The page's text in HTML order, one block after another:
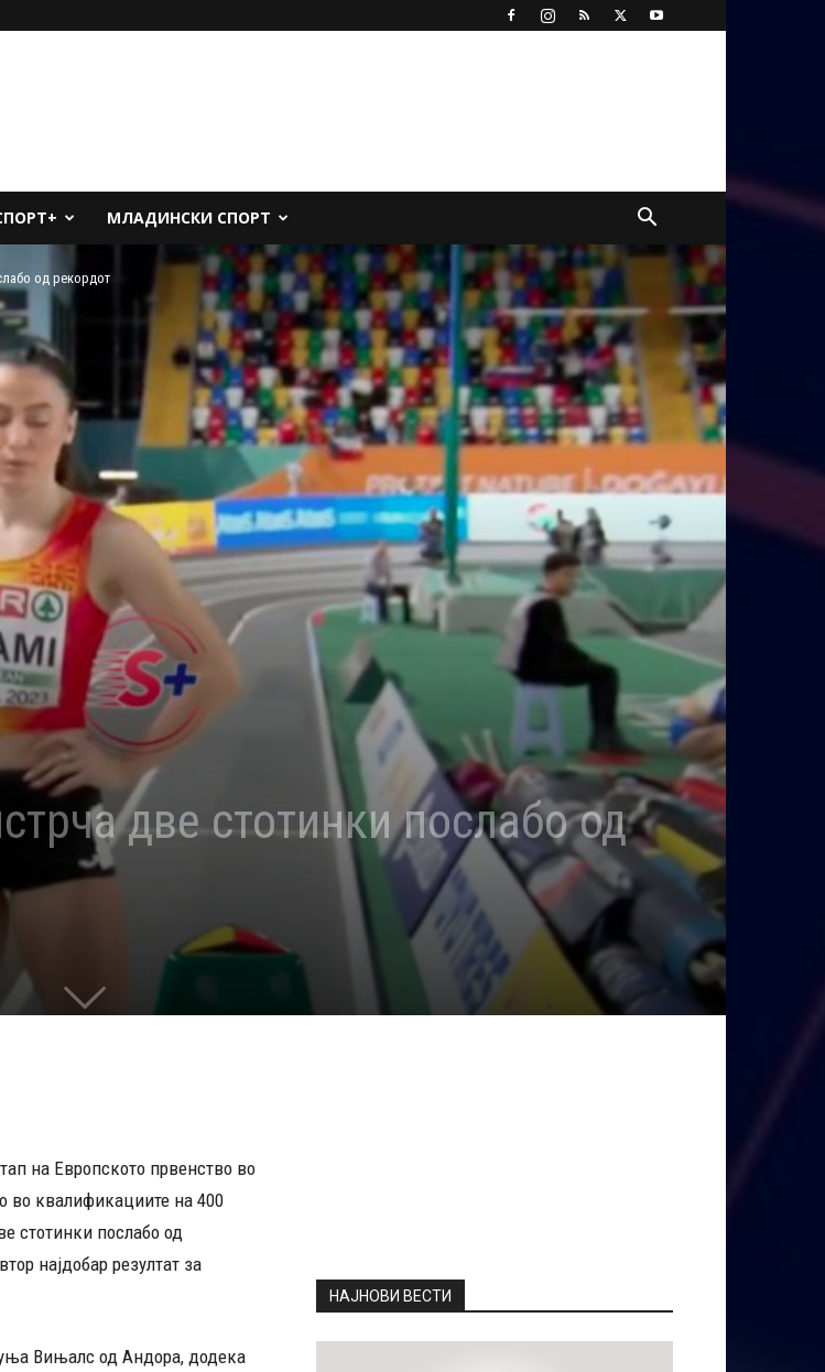
МЛАДИНСКИ СПОРТ
од рекордот
две стотинки послабо од
на Европското првенство во
во квалификациите на 400
стотинки послабо од
најдобар резултат за
Вињалс од Андора, додека
НАЈНОВИ ВЕСТИ